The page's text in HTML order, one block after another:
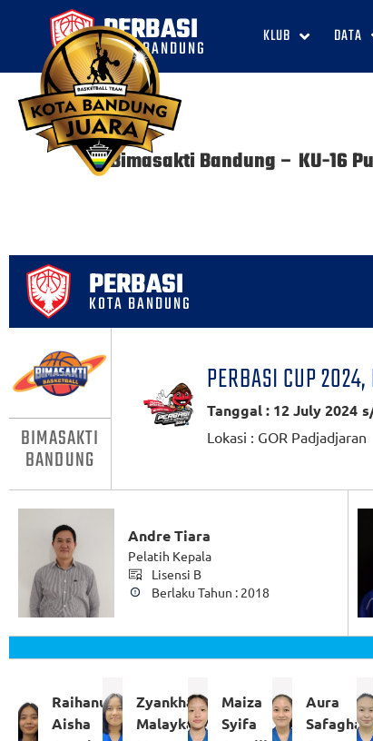
PERBASI
KOTA BANDUNG KLUB DATA
Bimasakti Bandung – KU-16
PERBASI
KOTA BANDUNG
BIMASAKTI
BANDUNG
PERBASI CUP
Tanggal : 12 July 2024
Lokasi : GOR Padjadjaran
Andre Tiara
Pelatih Kepala
Lisensi B
Berlaku Tahun : 2018
Raihanum
Aisha
Zyankha
Malayka
Maiza
Syifa
Aura